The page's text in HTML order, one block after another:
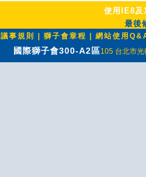
使用IE8及
最後
議事規則 獅子會章程 網站使用
國際獅子會300-A2區105 台北市